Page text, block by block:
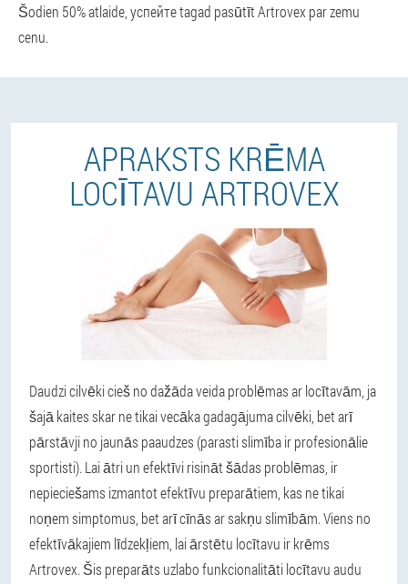
Šodien 50% atlaide, успейте tagad pasūtīt Artrovex par zemu
cenu.
APRAKSTS KRĒMA
LOCĪTAVU ARTROVEX
Daudzi cilvēki cieš no dažāda veida problēmas ar locītavām, ja
šajā kaites skar ne tikai vecāka gadagājuma cilvēki, bet arī
pārstāvji no jaunās paaudzes (parasti slimība ir profesionālie
sportisti). Lai ātri un efektīvi risināt šādas problēmas, ir
nepieciešams izmantot efektīvu preparātiem, kas ne tikai
noņem simptomus, bet arī cīnās ar sakņu slimībām. Viens no
efektīvākajiem līdzekļiem, lai ārstētu locītavu ir krēms
Artrovex. Šis preparāts uzlabo funkcionalitāti locītavu audu